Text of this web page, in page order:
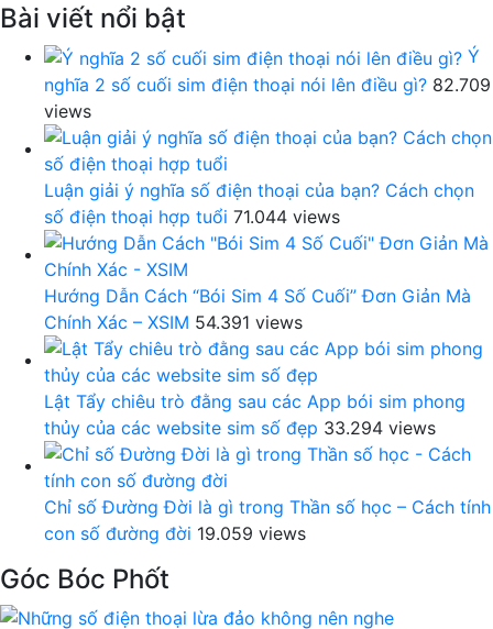
Bài viết nổi bật
Ý
nghĩa 2 số cuối sim điện thoại nói lên điều gì? 82.709
views
Luận giải ý nghĩa số điện thoại của bạn? Cách chọn
số điện thoại hợp tuổi 71.044 views
Hướng Dẫn Cách “Bói Sim 4 Số Cuối” Đơn Giản Mà
Chính Xác – XSIM 54.391 views
Lật Tẩy chiêu trò đằng sau các App bói sim phong
thủy của các website sim số đẹp 33.294 views
Chỉ số Đường Đời là gì trong Thần số học – Cách tính
con số đường đời 19.059 views
Góc Bóc Phốt